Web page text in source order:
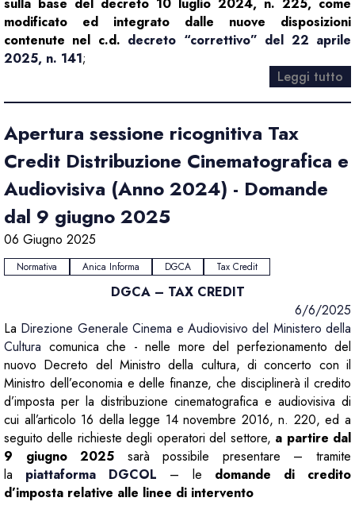
sulla base del decreto 10 luglio 2024, n. 225, come
modificato ed integrato dalle nuove disposizioni
contenute nel c.d. decreto “correttivo” del 22 aprile
2025, n. 141;
Leggi tutto
Apertura sessione ricognitiva Tax
Credit Distribuzione Cinematografica e
Audiovisiva (Anno 2024) - Domande
dal 9 giugno 2025
06 Giugno 2025
Normativa Anica Informa DGCA Tax Credit
DGCA – TAX CREDIT
6/6/2025
La Direzione Generale Cinema e Audiovisivo del Ministero della
Cultura comunica che - nelle more del perfezionamento del
nuovo Decreto del Ministro della cultura, di concerto con il
Ministro dell’economia e delle finanze, che disciplinerà il credito
d’imposta per la distribuzione cinematografica e audiovisiva di
cui all’articolo 16 della legge 14 novembre 2016, n. 220, ed a
seguito delle richieste degli operatori del settore, a partire dal
9 giugno 2025 sarà possibile presentare – tramite
la piattaforma DGCOL – le domande di credito
d’imposta relative alle linee di intervento